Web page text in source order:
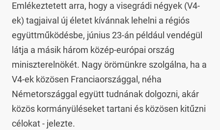
Emlékeztetett arra, hogy a visegrádi négyek (V4-
ek) tagjaival új életet kívánnak lehelni a régiós
együttműködésbe, június 23-án például vendégül
látja a másik három közép-európai ország
miniszterelnökét. Nagy örömünkre szolgálna, ha a
V4-ek közösen Franciaországgal, néha
Németországgal együtt tudnának dolgozni, akár
közös kormányüléseket tartani és közösen kitűzni
célokat - jelezte.